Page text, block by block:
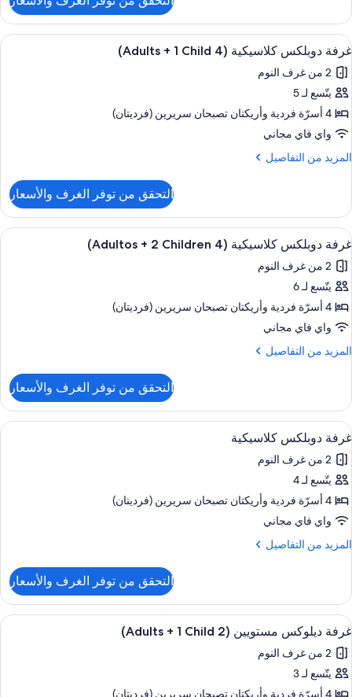
1
Child)
غرفة
دوبلكس
كلاسيكية
Adults
+
Child)
استعراض
جميع
صور
غرفة
دوبلكس
كلاسيكية
(4
Adults
1
Child)
9
غرفة دوبلكس كلاسيكية (4 Adults + 1 Child)
2 من غرف النوم
يتّسع لـ 5
4 أسرّة فردية‫‬ وأريكتان تصبحان سريرين (فرديتان)
واي فاي مجاني
المزيد من التفاصيل
المزيد
غرفة
دوبلكس
كلاسيكية
Adults
+
Child)
التحقق من توفر الغرف والأسعار
استعراض
جميع
صور
غرفة
دوبلكس
كلاسيكية
(4
Adultos
2
Children)
9
غرفة دوبلكس كلاسيكية (4 Adultos + 2 Children)
2 من غرف النوم
يتّسع لـ 6
4 أسرّة فردية‫‬ وأريكتان تصبحان سريرين (فرديتان)
واي فاي مجاني
المزيد من التفاصيل
المزيد
غرفة
دوبلكس
كلاسيكية
Adultos
+
Children)
التحقق من توفر الغرف والأسعار
استعراض
جميع
صور
غرفة
دوبلكس
كلاسيكية
8
غرفة دوبلكس كلاسيكية
2 من غرف النوم
يتّسع لـ 4
4 أسرّة فردية‫‬ وأريكتان تصبحان سريرين (فرديتان)
واي فاي مجاني
المزيد من التفاصيل
المزيد
غرفة
دوبلكس
كلاسيكية
التحقق من توفر الغرف والأسعار
استعراض
جميع
صور
غرفة
9
غرفة ديلوكس مستويين (2 Adults + 1 Child)
2 من غرف النوم
يتّسع لـ 3
4 أسرّة فردية‫‬ وأريكتان تصبحان سريرين (فرديتان)